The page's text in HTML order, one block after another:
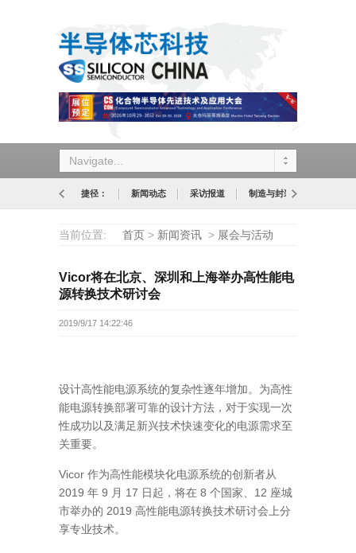
Navigate...
捷径： 新闻动态 采访报道 制造与封装
当前位置: 首页 > 新闻资讯 > 展会与活动
Vicor将在北京、深圳和上海举办高性能电
源转换技术研讨会
2019/9/17 14:22:46
设计高性能电源系统的复杂性逐年增加。为高性
能电源转换部署可靠的设计方法，对于实现一次
性成功以及满足新兴技术快速变化的电源需求至
关重要。
Vicor 作为高性能模块化电源系统的创新者从
2019 年 9 月 17 日起，将在 8 个国家、 12 座城
市举办的 2019 高性能电源转换技术研讨会上分
享专业技术。